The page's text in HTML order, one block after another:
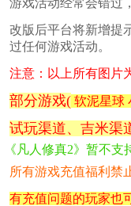
游戏活动经常会错过
改版后平台将新增提
过任何游戏活动。
注意：以上所有图片
部分游戏( 软泥星球
试玩渠道、吉米渠
《凡人修真2》暂不
所有游戏充值福利禁
有充值问题的玩家也